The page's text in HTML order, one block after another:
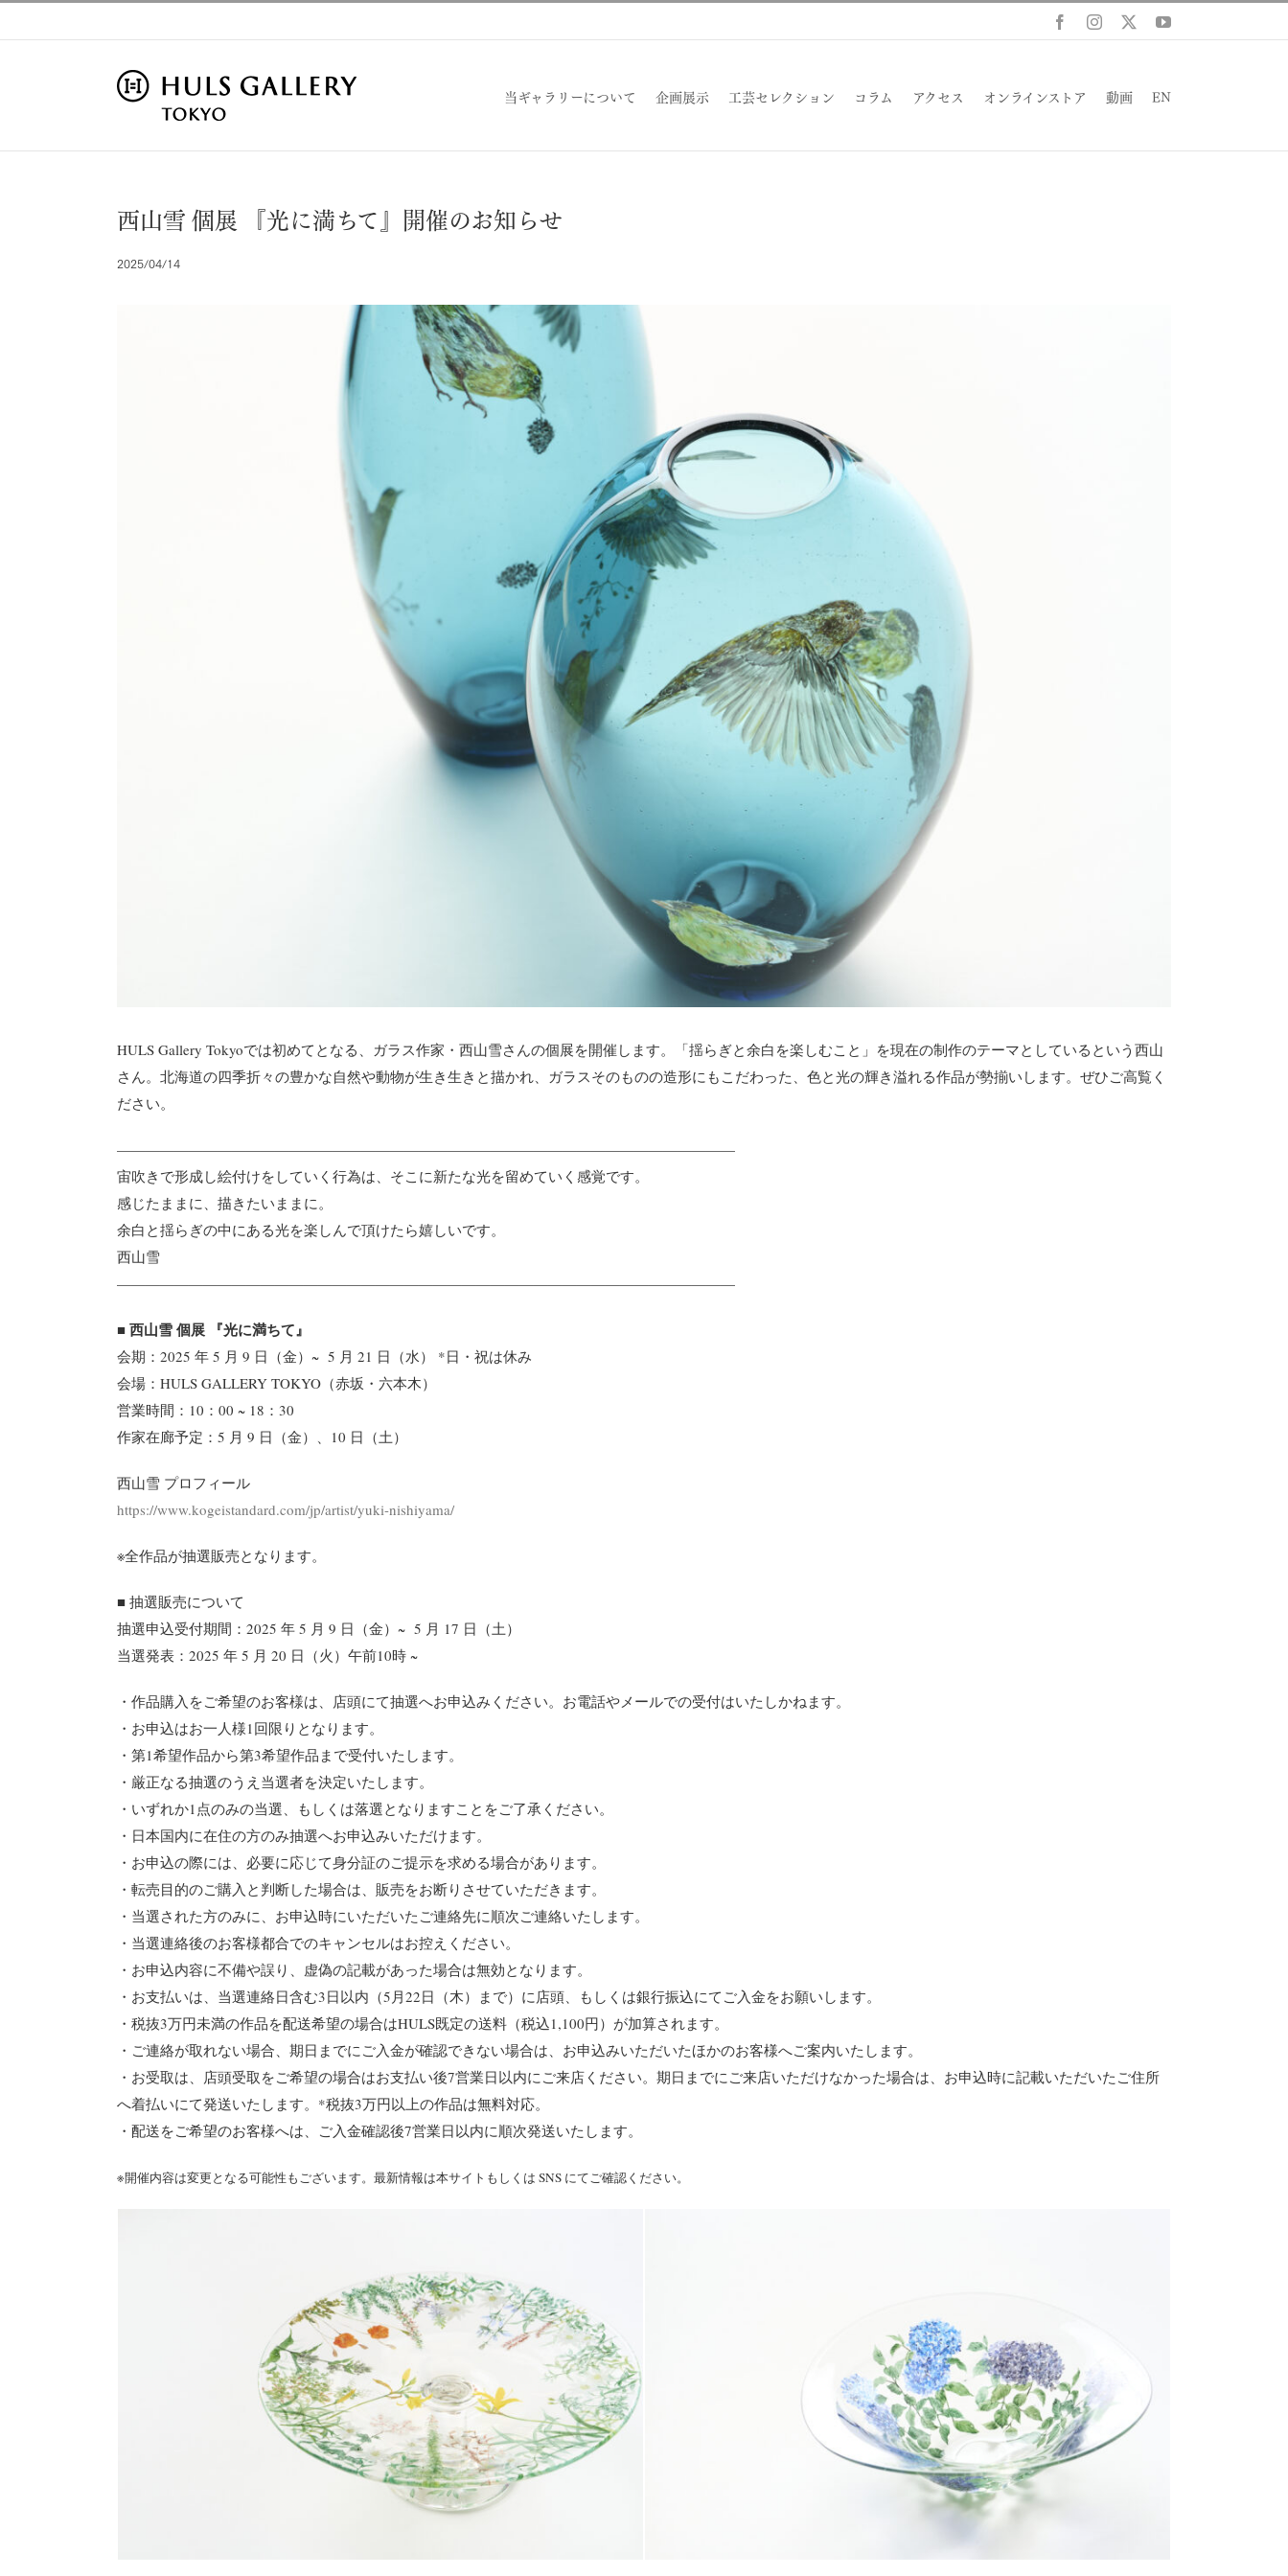
to
FacebookInstagram YouTube
当ギャラリーについて 企画展示 工芸セレクション コラム アクセス オンラインストア 動画 EN
西山雪 個展 『光に満ちて』開催のお知らせ
2025/04/14
HULS Gallery Tokyoでは初めてとなる、ガラス作家・西山雪さんの個展を開催します。「揺らぎと余白を楽しむこと」を現在の制作のテーマとしているという西山
さん。北海道の四季折々の豊かな自然や動物が生き生きと描かれ、ガラスそのものの造形にもこだわった、色と光の輝き溢れる作品が勢揃いします。ぜひご高覧く
ださい。
———————————————————————————————————————————
宙吹きで形成し絵付けをしていく行為は、そこに新たな光を留めていく感覚です。
感じたままに、描きたいままに。
余白と揺らぎの中にある光を楽しんで頂けたら嬉しいです。
西山雪
———————————————————————————————————————————
■ 西山雪 個展 『光に満ちて』
会期：2025 年 5 月 9 日（金）~ 5 月 21 日（水） *日・祝は休み
会場：HULS GALLERY TOKYO（赤坂・六本木）
営業時間：10：00 ~ 18：30
作家在廊予定：5 月 9 日（金）、10 日（土）
西山雪 プロフィール
https://www.kogeistandard.com/jp/artist/yuki-nishiyama/
※全作品が抽選販売となります。
■ 抽選販売について
抽選申込受付期間：2025 年 5 月 9 日（金）~ 5 月 17 日（土）
当選発表：2025 年 5 月 20 日（火）午前10時 ~
・作品購入をご希望のお客様は、店頭にて抽選へお申込みください。お電話やメールでの受付はいたしかねます。
・お申込はお一人様1回限りとなります。
・第1希望作品から第3希望作品まで受付いたします。
・厳正なる抽選のうえ当選者を決定いたします。
・いずれか1点のみの当選、もしくは落選となりますことをご了承ください。
・日本国内に在住の方のみ抽選へお申込みいただけます。
・お申込の際には、必要に応じて身分証のご提示を求める場合があります。
・転売目的のご購入と判断した場合は、販売をお断りさせていただきます。
・当選された方のみに、お申込時にいただいたご連絡先に順次ご連絡いたします。
・当選連絡後のお客様都合でのキャンセルはお控えください。
・お申込内容に不備や誤り、虚偽の記載があった場合は無効となります。
・お支払いは、当選連絡日含む3日以内（5月22日（木）まで）に店頭、もしくは銀行振込にてご入金をお願いします。
・税抜3万円未満の作品を配送希望の場合はHULS既定の送料（税込1,100円）が加算されます。
・ご連絡が取れない場合、期日までにご入金が確認できない場合は、お申込みいただいたほかのお客様へご案内いたします。
・お受取は、店頭受取をご希望の場合はお支払い後7営業日以内にご来店ください。期日までにご来店いただけなかった場合は、お申込時に記載いただいたご住所
へ着払いにて発送いたします。*税抜3万円以上の作品は無料対応。
・配送をご希望のお客様へは、ご入金確認後7営業日以内に順次発送いたします。
※開催内容は変更となる可能性もございます。最新情報は本サイトもしくは SNS にてご確認ください。